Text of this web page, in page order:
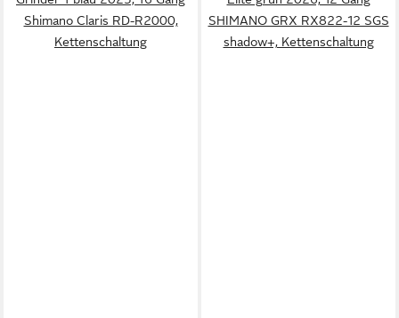
Shimano Claris RD-R2000,
Kettenschaltung
SHIMANO GRX RX822-12 SGS
shadow+, Kettenschaltung